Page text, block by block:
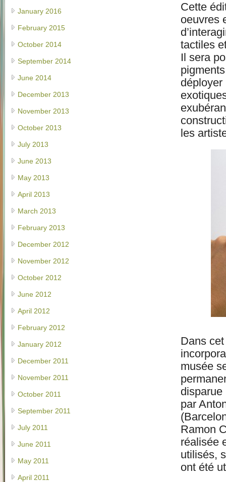
Cette
oeuvres
tactiles
Il sera
les
Dans
musée
disparue
par
Ramon
réalisée
utilisés,
ont été
January 2016
February 2015
October 2014
September 2014
June 2014
December 2013
November 2013
October 2013
July 2013
June 2013
May 2013
April 2013
March 2013
February 2013
December 2012
November 2012
October 2012
June 2012
April 2012
February 2012
January 2012
December 2011
November 2011
October 2011
September 2011
July 2011
June 2011
May 2011
April 2011